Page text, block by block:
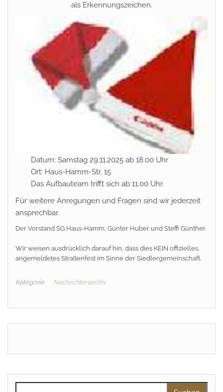
als Erkennungszeichen.
Datum: Samstag 29.11.2025 ab 18.00 Uhr
Ort: Haus-Hamm-Str. 15
Das Aufbauteam trifft sich ab 11.00 Uhr.
Für weitere Anregungen und Fragen sind wir jederzeit
ansprechbar.
Der Vorstand SG Haus-Hamm, Günter Huber und Steffi Günther.
Wir weisen ausdrücklich darauf hin, dass dies KEIN offizielles,
angemeldetes Straßenfest im Sinne der Siedlergemeinschaft.
Kategorie Nachrichtenarchiv